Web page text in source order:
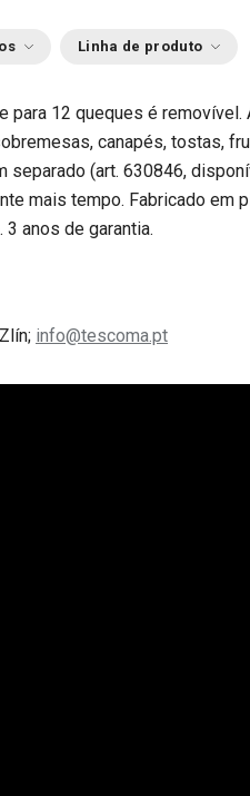
Linha de produto
para 12 queques é removível.
canapés, tostas,
separado (art. 630846,
mais tempo. Fabricado em
anos de garantia.
info@tescoma.pt